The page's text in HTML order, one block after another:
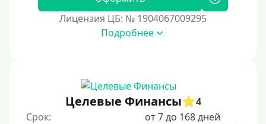
15000 руб
30000 руб на год
35000 руб
Лицензия ЦБ: № 1904067009295
Подробнее
Целевые Финансы
4
Срок:
от 7 до 168 дней